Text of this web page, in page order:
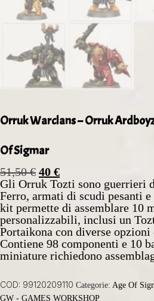
Orruk Warclans – Orruk
Of Sigmar
51,50€ 40 €
Gli Orruk Tozti sono guerrieri
Ferro, armati di scudi pesanti
kit permette di assemblare 10
personalizzabili, inclusi un
Portaikona con diverse
Contiene 98 componenti e 10
miniature richiedono
COD: 99120209110 Categorie: Age Of
GW - GAMES WORKSHOP